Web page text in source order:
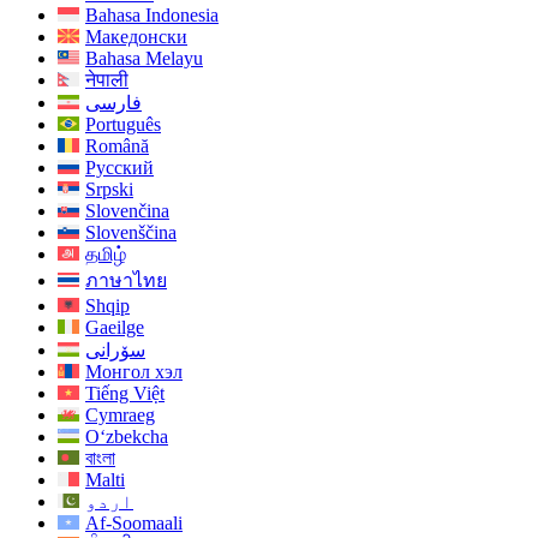
Bahasa Indonesia
Македонски
Bahasa Melayu
नेपाली
فارسی
Português
Română
Русский
Srpski
Slovenčina
Slovenščina
தமிழ்
ภาษาไทย
Shqip
Gaeilge
سۆرانی
Монгол хэл
Tiếng Việt
Cymraeg
O‘zbekcha
বাংলা
Malti
اردو
Af-Soomaali